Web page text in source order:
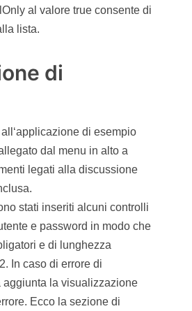
al valore true consente di
lista.
di
di esempio
dal menu in alto a
legati alla discussione
stati inseriti alcuni controlli
e password in modo che
e di lunghezza
In caso di errore di
aggiunta la visualizzazione
Ecco la sezione di